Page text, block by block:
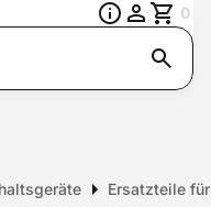
0
Ersatzteile